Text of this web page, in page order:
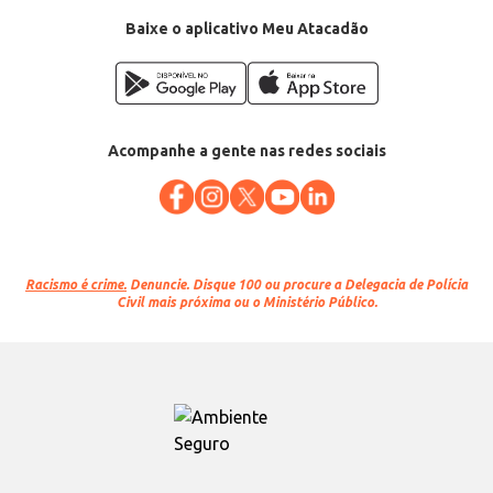
Baixe o aplicativo Meu Atacadão
Acompanhe a gente nas redes sociais
Racismo é crime. Denuncie. Disque 100 ou procure a Delegacia de Polícia
Civil mais próxima ou o Ministério Público.